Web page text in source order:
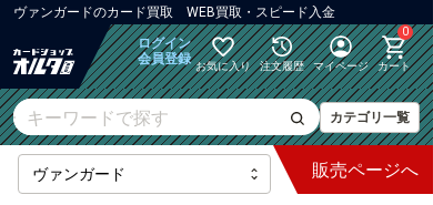
ヴァンガードのカード買取 WEB買取・スピード入金
ログイン
会員登録 お気に入り 注文履歴 マイページ
0
カート
カテゴリ一覧
販売ページへ